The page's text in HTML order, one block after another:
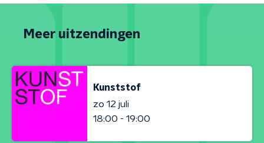
Meer uitzendingen
Kunststof
zo 12 juli
18:00 - 19:00